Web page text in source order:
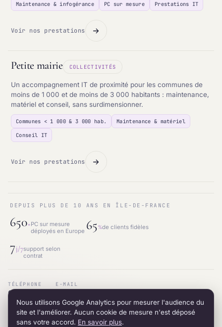
Maintenance & infogérance PC sur mesure Prestations IT
Voir nos prestations
Petite mairie COLLECTIVITÉS
Un accompagnement IT de proximité pour les communes de
moins de 1 000 et de moins de 3 000 habitants : maintenance,
matériel et conseil, sans surdimensionner.
Communes < 1 000 & 3 000 hab.
Maintenance & matériel
Conseil IT
Voir nos prestations
DEPUIS PLUS DE 10 ANS EN ÎLE-DE-FRANCE
650+PC sur mesure
déployés en Europe 65%de clients fidèles
7j/7support selon
contrat
TÉLÉPHONE
01.87.53.66.31
E-MAIL
ADRESSE
12 avenue du 8 mai 1945 · 95200 Sarcelles
RÉSEAU
LinkedIn
Nous utilisons Google Analytics pour mesurer l'audience du
site et l'améliorer. Aucun cookie de mesure n'est déposé
sans votre accord. En savoir plus.